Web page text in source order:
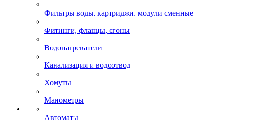
Фильтры воды, картриджи, модули сменные
Фитинги, фланцы, сгоны
Водонагреватели
Канализация и водоотвод
Хомуты
Манометры
Автоматы